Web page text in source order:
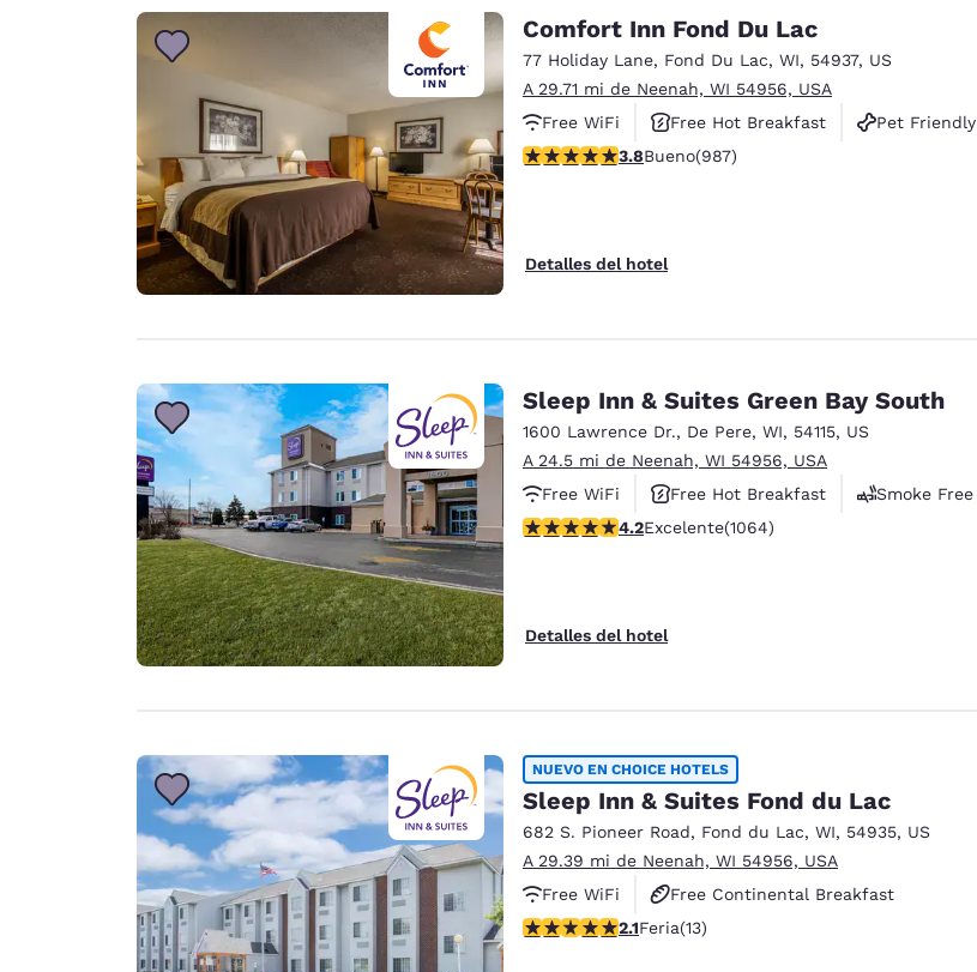
Comfort Inn Fond Du Lac
77 Holiday Lane, Fond Du Lac, WI, 54937, US
A 29.71 mi de Neenah, WI 54956, USA
Free WiFi
Free Hot Breakfast
Pet Friendly
calificación de 3.79 estrellas. Bueno. 987 reseñas
3.8Bueno(987)
Detalles del hotel
Sleep Inn & Suites Green Bay South
1600 Lawrence Dr., De Pere, WI, 54115, US
A 24.5 mi de Neenah, WI 54956, USA
Free WiFi
Free Hot Breakfast
Smoke Free
calificación de 4.2 estrellas. Excelente. 1064 reseñas
4.2Excelente(1064)
Detalles del hotel
NUEVO EN CHOICE HOTELS
Sleep Inn & Suites Fond du Lac
682 S. Pioneer Road, Fond du Lac, WI, 54935, US
A 29.39 mi de Neenah, WI 54956, USA
Free WiFi
Free Continental Breakfast
Free Hot Breakfast
calificación de 2.08 estrellas. Feria. 13 reseñas
2.1Feria(13)